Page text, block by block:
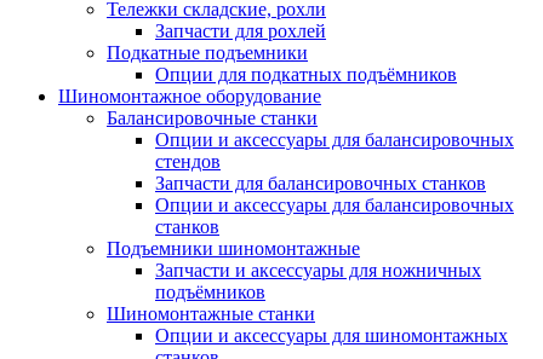
Тележки складские, рохли
Запчасти для рохлей
Подкатные подъемники
Опции для подкатных подъёмников
Шиномонтажное оборудование
Балансировочные станки
Опции и аксессуары для балансировочных
стендов
Запчасти для балансировочных станков
Опции и аксессуары для балансировочных
станков
Подъемники шиномонтажные
Запчасти и аксессуары для ножничных
подъёмников
Шиномонтажные станки
Опции и аксессуары для шиномонтажных